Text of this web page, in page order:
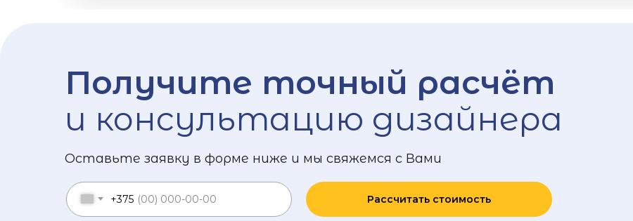
Получите точный расчёт
и консультацию дизайнера
Оставьте заявку в форме ниже и мы свяжемся с Вами
+375 Рассчитать стоимость